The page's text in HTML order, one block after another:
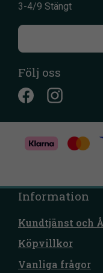
3-4/9 Stängt
Följ oss
Information
Kundtjänst och
Köpvillkor
Vanliga frågor